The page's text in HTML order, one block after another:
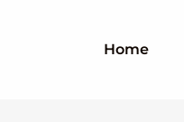
Home